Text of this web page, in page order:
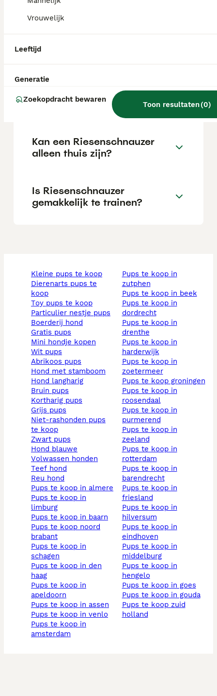
Vrouwelijk
Leeftijd
Generatie
Zoekopdracht bewaren
Toon resultaten(0)
Wat is het karakter van een
Riesenschnauzer?
Hoeveel jaar leeft een
Riesenschnauzer?
Kan een Riesenschnauzer
alleen thuis zijn?
Is Riesenschnauzer
gemakkelijk te trainen?
kleine pups te koop
dierenarts pups te
koop
toy pups te koop
particulier nestje pups
boerderij hond
gratis pups
mini hondje kopen
wit pups
abrikoos pups
hond met stamboom
hond langharig
bruin pups
kortharig pups
grijs pups
niet-rashonden pups
te koop
zwart pups
hond blauwe
volwassen honden
teef hond
reu hond
pups te koop in almere
pups te koop in
limburg
pups te koop in baarn
pups te koop noord
brabant
pups te koop in
schagen
pups te koop in den
haag
pups te koop in
apeldoorn
pups te koop in assen
pups te koop in venlo
pups te koop in
amsterdam
pups te koop in
zutphen
pups te koop in beek
pups te koop in
dordrecht
pups te koop in
drenthe
pups te koop in
harderwijk
pups te koop in
zoetermeer
pups te koop groningen
pups te koop in
roosendaal
pups te koop in
purmerend
pups te koop in
zeeland
pups te koop in
rotterdam
pups te koop in
barendrecht
pups te koop in
friesland
pups te koop in
hilversum
pups te koop in
eindhoven
pups te koop in
middelburg
pups te koop in
hengelo
pups te koop in goes
pups te koop in gouda
pups te koop zuid
holland